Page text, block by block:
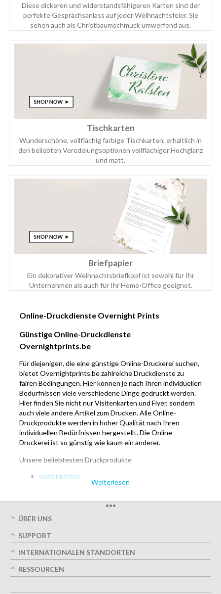
Diese dickeren und widerstandsfähigeren Karten sind der
perfekte Gesprächsanlass auf jeder Weihnachtsfeier. Sie
sehen auch als Christbaumschmuck umwerfend aus.
Tischkarten
Wunderschöne, vollflächig farbige Tischkarten, erhältlich in
den beliebten Veredelungsoptionen vollflächiger Hochglanz
und matt.
Briefpapier
Ein dekorativer Weihnachtsbriefkopf ist sowohl für Ihr
Unternehmen als auch für Ihr Home-Office geeignet.
Online-Druckdienste Overnight Prints
Günstige Online-Druckdienste
Overnightprints.be
Für diejenigen, die eine günstige Online-Druckerei suchen,
bietet Overnightprints.be zahlreiche Druckdienste zu
fairen Bedingungen. Hier können je nach Ihren individuellen
Bedürfnissen viele verschiedene Dinge gedruckt werden.
Hier finden Sie nicht nur Visitenkarten und Flyer, sondern
auch viele andere Artikel zum Drucken. Alle Online-
Druckprodukte werden in hoher Qualität nach Ihren
individuellen Bedürfnissen hergestellt. Die Online-
Druckerei ist so günstig wie kaum ein anderer.
Unsere beliebtesten Druckprodukte
visitenkarten
briefpapier
Die Experten unserer Druckerei fertigen auch
personalisierte Druckprodukte nach speziellen Vorlagen
des Kunden. In unserer Online-Druckerei können Sie
günstige und einzigartige Produkte für Ihre individuellen
Zwecke bestellen. Aufgrund unserer niedrigen Preise
können Sie Geld sparen, ohne auf hohe Qualität zu
verzichten. Bei Overnightprints.be legen wir großen Wert
Weiterlesen
•••
ÜBER UNS
Unsere Druckqualität
Termingerechte Lieferung
Impressum
SUPPORT
Meine Bestellung verfolgen
FAQs
INTERNATIONALEN STANDORTEN
Frankreich
RESSOURCEN